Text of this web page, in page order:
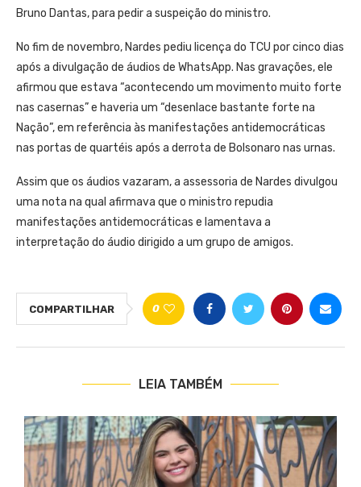
Bruno Dantas, para pedir a suspeição do ministro.
No fim de novembro, Nardes pediu licença do TCU por cinco dias
após a divulgação de áudios de WhatsApp. Nas gravações, ele
afirmou que estava “acontecendo um movimento muito forte
nas casernas” e haveria um “desenlace bastante forte na
Nação”, em referência às manifestações antidemocráticas
nas portas de quartéis após a derrota de Bolsonaro nas urnas.
Assim que os áudios vazaram, a assessoria de Nardes divulgou
uma nota na qual afirmava que o ministro repudia
manifestações antidemocráticas e lamentava a
interpretação do áudio dirigido a um grupo de amigos.
COMPARTILHAR 0
LEIA TAMBÉM